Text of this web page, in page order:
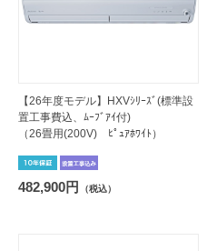
【26年度モデル】HXVｼﾘｰｽﾞ(標準設
置工事費込、ﾑｰﾌﾞｱｲ付)
（26畳用(200V) ﾋﾟｭｱﾎﾜｲﾄ）
482,900円 （税込）